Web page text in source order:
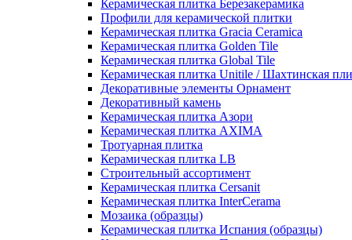
Керамическая плитка Березакерамика
Профили для керамической плитки
Керамическая плитка Gracia Ceramica
Керамическая плитка Golden Tile
Керамическая плитка Global Tile
Керамическая плитка Unitile / Шахтинская
Декоративные элементы Орнамент
Декоративный камень
Керамическая плитка Азори
Керамическая плитка AXIMA
Тротуарная плитка
Керамическая плитка LB
Строительный ассортимент
Керамическая плитка Cersanit
Керамическая плитка InterCerama
Мозаика (образцы)
Керамическая плитка Испания (образцы)